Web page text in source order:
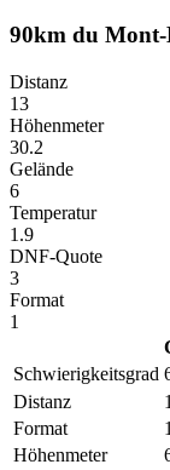
90km du
Distanz
13
Höhenmeter
30.2
Gelände
6
Temperatur
1.9
DNF-Quote
3
Format
1
Schwierigkeitsgrad
Distanz
Format
Höhenmeter